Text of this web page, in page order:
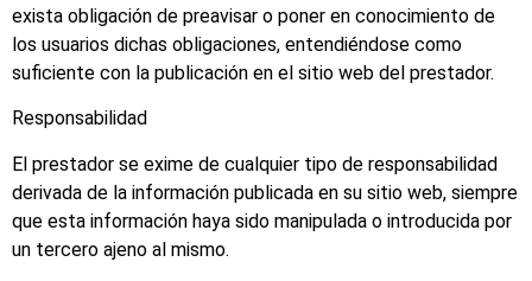
exista obligación de preavisar o poner en conocimiento de
los usuarios dichas obligaciones, entendiéndose como
suficiente con la publicación en el sitio web del prestador.
Responsabilidad
El prestador se exime de cualquier tipo de responsabilidad
derivada de la información publicada en su sitio web, siempre
que esta información haya sido manipulada o introducida por
un tercero ajeno al mismo.